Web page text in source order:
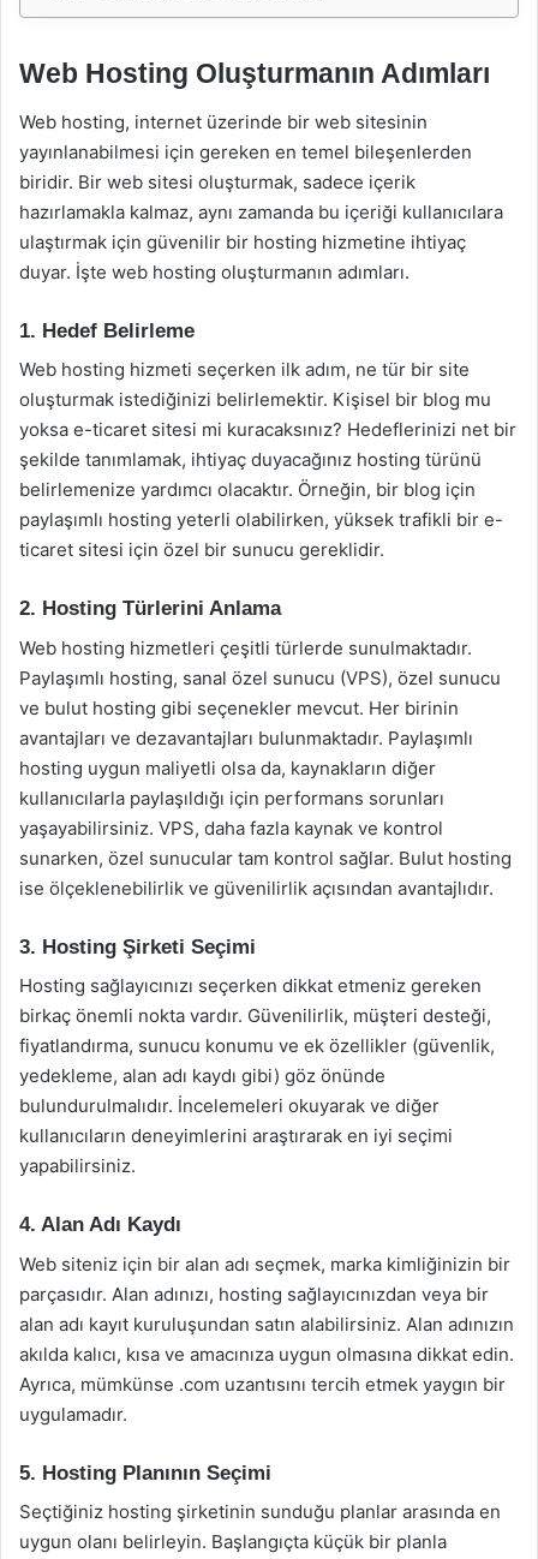
Web Hosting Oluşturmanın Adımları
Web hosting, internet üzerinde bir web sitesinin
yayınlanabilmesi için gereken en temel bileşenlerden
biridir. Bir web sitesi oluşturmak, sadece içerik
hazırlamakla kalmaz, aynı zamanda bu içeriği kullanıcılara
ulaştırmak için güvenilir bir hosting hizmetine ihtiyaç
duyar. İşte web hosting oluşturmanın adımları.
1. Hedef Belirleme
Web hosting hizmeti seçerken ilk adım, ne tür bir site
oluşturmak istediğinizi belirlemektir. Kişisel bir blog mu
yoksa e-ticaret sitesi mi kuracaksınız? Hedeflerinizi net bir
şekilde tanımlamak, ihtiyaç duyacağınız hosting türünü
belirlemenize yardımcı olacaktır. Örneğin, bir blog için
paylaşımlı hosting yeterli olabilirken, yüksek trafikli bir e-
ticaret sitesi için özel bir sunucu gereklidir.
2. Hosting Türlerini Anlama
Web hosting hizmetleri çeşitli türlerde sunulmaktadır.
Paylaşımlı hosting, sanal özel sunucu (VPS), özel sunucu
ve bulut hosting gibi seçenekler mevcut. Her birinin
avantajları ve dezavantajları bulunmaktadır. Paylaşımlı
hosting uygun maliyetli olsa da, kaynakların diğer
kullanıcılarla paylaşıldığı için performans sorunları
yaşayabilirsiniz. VPS, daha fazla kaynak ve kontrol
sunarken, özel sunucular tam kontrol sağlar. Bulut hosting
ise ölçeklenebilirlik ve güvenilirlik açısından avantajlıdır.
3. Hosting Şirketi Seçimi
Hosting sağlayıcınızı seçerken dikkat etmeniz gereken
birkaç önemli nokta vardır. Güvenilirlik, müşteri desteği,
fiyatlandırma, sunucu konumu ve ek özellikler (güvenlik,
yedekleme, alan adı kaydı gibi) göz önünde
bulundurulmalıdır. İncelemeleri okuyarak ve diğer
kullanıcıların deneyimlerini araştırarak en iyi seçimi
yapabilirsiniz.
4. Alan Adı Kaydı
Web siteniz için bir alan adı seçmek, marka kimliğinizin bir
parçasıdır. Alan adınızı, hosting sağlayıcınızdan veya bir
alan adı kayıt kuruluşundan satın alabilirsiniz. Alan adınızın
akılda kalıcı, kısa ve amacınıza uygun olmasına dikkat edin.
Ayrıca, mümkünse .com uzantısını tercih etmek yaygın bir
uygulamadır.
5. Hosting Planının Seçimi
Seçtiğiniz hosting şirketinin sunduğu planlar arasında en
uygun olanı belirleyin. Başlangıçta küçük bir planla